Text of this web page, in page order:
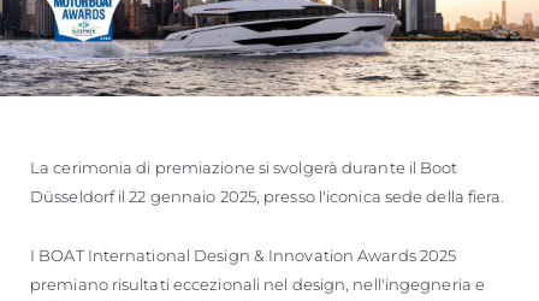
La cerimonia di premiazione si svolgerà durante il Boot
Düsseldorf il 22 gennaio 2025, presso l'iconica sede della fiera.
I BOAT International Design & Innovation Awards 2025
premiano risultati eccezionali nel design, nell'ingegneria e